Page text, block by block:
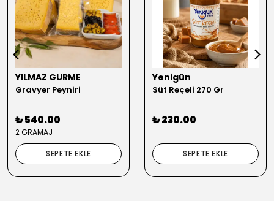
YILMAZ GURME
Gravyer Peyniri
₺ 540.00
2 GRAMAJ
SEPETE EKLE
Yenigün
Süt Reçeli 270 Gr
₺ 230.00
SEPETE EKLE